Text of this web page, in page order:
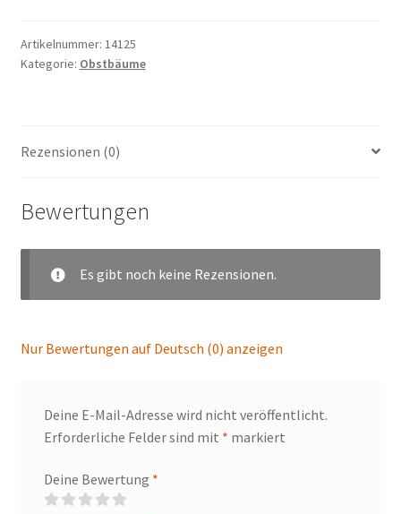
Artikelnummer: 14125
Kategorie: Obstbäume
Rezensionen (0)
Bewertungen
Es gibt noch keine Rezensionen.
Nur Bewertungen auf Deutsch (0) anzeigen
Deine E-Mail-Adresse wird nicht veröffentlicht.
Erforderliche Felder sind mit * markiert
Deine Bewertung *